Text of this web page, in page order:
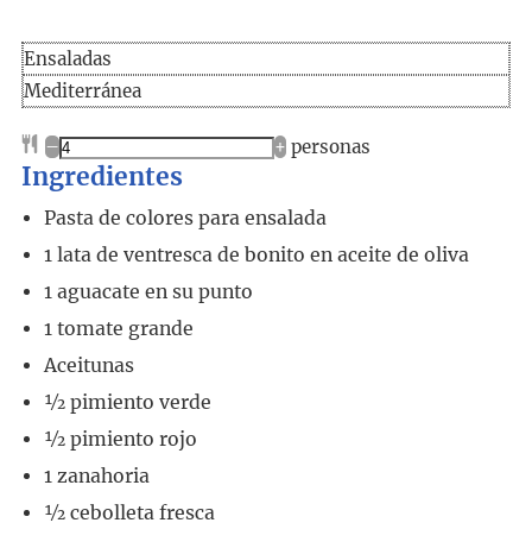
Ensaladas
Mediterránea
– + personas
Ingredientes
Pasta de colores para ensalada
1 lata de ventresca de bonito en aceite de oliva
1 aguacate en su punto
1 tomate grande
Aceitunas
½ pimiento verde
½ pimiento rojo
1 zanahoria
½ cebolleta fresca